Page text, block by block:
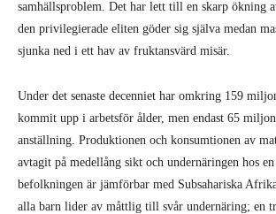
samhällsproblem. Det har lett till en skarp ökning
den privilegierade eliten göder sig själva medan
sjunka ned i ett hav av fruktansvärd misär.
Under det senaste decenniet har omkring 159
kommit upp i arbetsför ålder, men endast 65
anställning. Produktionen och konsumtionen av
avtagit på medellång sikt och undernäringen hos
befolkningen är jämförbar med Subsahariska
alla barn lider av måttlig till svår undernäring; en